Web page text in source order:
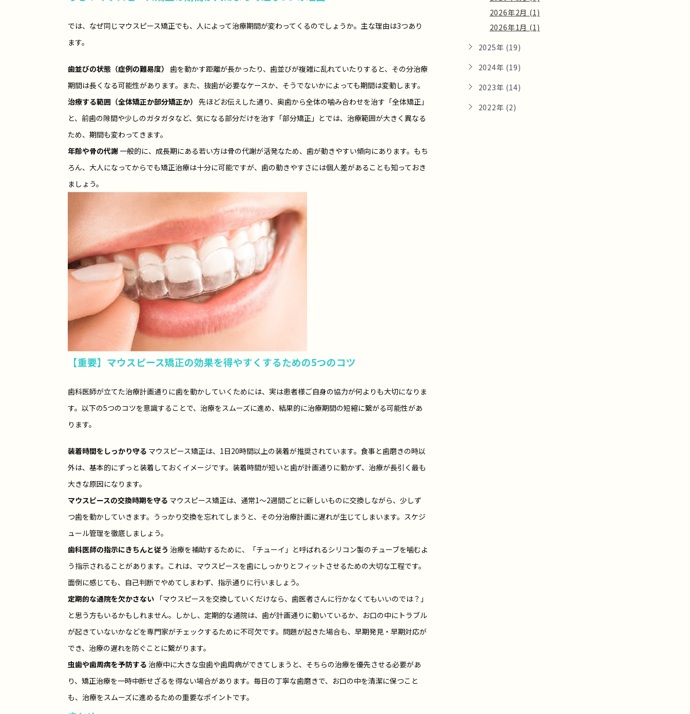
では、なぜ同じマウスピース矯正でも、人によって治療期間が変わってくるのでしょうか。主な理由は3つあり
ます。
歯並びの状態（症例の難易度） 歯を動かす距離が長かったり、歯並びが複雑に乱れていたりすると、その分治療
期間は長くなる可能性があります。また、抜歯が必要なケースか、そうでないかによっても期間は変動します。
治療する範囲（全体矯正か部分矯正か） 先ほどお伝えした通り、奥歯から全体の噛み合わせを治す「全体矯正」
と、前歯の隙間や少しのガタガタなど、気になる部分だけを治す「部分矯正」とでは、治療範囲が大きく異なる
ため、期間も変わってきます。
年齢や骨の代謝 一般的に、成長期にある若い方は骨の代謝が活発なため、歯が動きやすい傾向にあります。もち
ろん、大人になってからでも矯正治療は十分に可能ですが、歯の動きやすさには個人差があることも知っておき
ましょう。
【重要】マウスピース矯正の効果を得やすくするための5つのコツ
歯科医師が立てた治療計画通りに歯を動かしていくためには、実は患者様ご自身の協力が何よりも大切になりま
す。以下の5つのコツを意識することで、治療をスムーズに進め、結果的に治療期間の短縮に繋がる可能性があ
ります。
装着時間をしっかり守る マウスピース矯正は、1日20時間以上の装着が推奨されています。食事と歯磨きの時以
外は、基本的にずっと装着しておくイメージです。装着時間が短いと歯が計画通りに動かず、治療が長引く最も
大きな原因になります。
マウスピースの交換時期を守る マウスピース矯正は、通常1～2週間ごとに新しいものに交換しながら、少しず
つ歯を動かしていきます。うっかり交換を忘れてしまうと、その分治療計画に遅れが生じてしまいます。スケジ
ュール管理を徹底しましょう。
歯科医師の指示にきちんと従う 治療を補助するために、「チューイ」と呼ばれるシリコン製のチューブを噛むよ
う指示されることがあります。これは、マウスピースを歯にしっかりとフィットさせるための大切な工程です。
面倒に感じても、自己判断でやめてしまわず、指示通りに行いましょう。
定期的な通院を欠かさない 「マウスピースを交換していくだけなら、歯医者さんに行かなくてもいいのでは？」
と思う方もいるかもしれません。しかし、定期的な通院は、歯が計画通りに動いているか、お口の中にトラブル
が起きていないかなどを専門家がチェックするために不可欠です。問題が起きた場合も、早期発見・早期対応が
でき、治療の遅れを防ぐことに繋がります。
虫歯や歯周病を予防する 治療中に大きな虫歯や歯周病ができてしまうと、そちらの治療を優先させる必要があ
り、矯正治療を一時中断せざるを得ない場合があります。毎日の丁寧な歯磨きで、お口の中を清潔に保つこと
も、治療をスムーズに進めるための重要なポイントです。
2026年2月 (1)
2026年1月 (1)
2025年 (19)
2024年 (19)
2023年 (14)
2022年 (2)